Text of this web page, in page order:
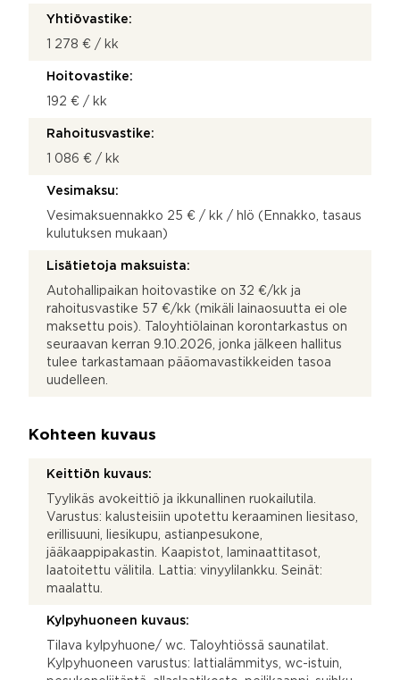
Yhtiövastike:
1 278 € / kk
Hoitovastike:
192 € / kk
Rahoitusvastike:
1 086 € / kk
Vesimaksu:
Vesimaksuennakko 25 € / kk / hlö (Ennakko, tasaus
kulutuksen mukaan)
Lisätietoja maksuista:
Autohallipaikan hoitovastike on 32 €/kk ja
rahoitusvastike 57 €/kk (mikäli lainaosuutta ei ole
maksettu pois). Taloyhtiölainan korontarkastus on
seuraavan kerran 9.10.2026, jonka jälkeen hallitus
tulee tarkastamaan pääomavastikkeiden tasoa
uudelleen.
Kohteen kuvaus
Keittiön kuvaus:
Tyylikäs avokeittiö ja ikkunallinen ruokailutila.
Varustus: kalusteisiin upotettu keraaminen liesitaso,
erillisuuni, liesikupu, astianpesukone,
jääkaappipakastin. Kaapistot, laminaattitasot,
laatoitettu välitila. Lattia: vinyylilankku. Seinät:
maalattu.
Kylpyhuoneen kuvaus:
Tilava kylpyhuone/ wc. Taloyhtiössä saunatilat.
Kylpyhuoneen varustus: lattialämmitys, wc-istuin,